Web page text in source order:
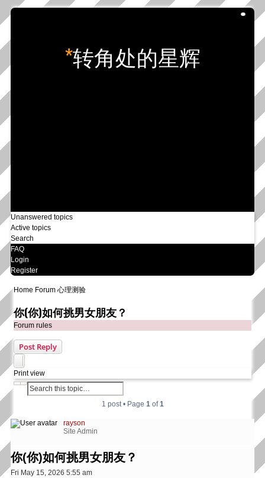
*转角处的星辉
Unanswered topics
Active topics
Search
FAQ
Login
Register
Home Forum 心理测验
你(你)如何挑男女朋友？
Forum rules
Post Reply
Print view
Search
Advanced search
1 post • Page 1of1
rayson
Site Admin
你(你)如何挑男女朋友？
Post
Fri May 15, 2026 5:55 am